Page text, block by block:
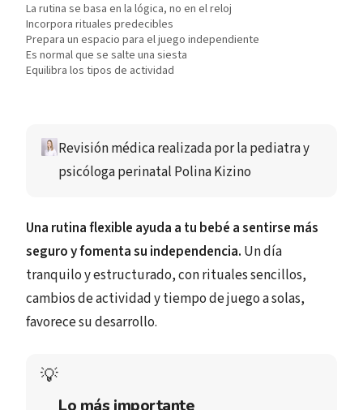
La rutina se basa en la lógica, no en el reloj
Incorpora rituales predecibles
Prepara un espacio para el juego independiente
Es normal que se salte una siesta
Equilibra los tipos de actividad
Revisión médica realizada por la pediatra y
psicóloga perinatal Polina Kizino
Una rutina flexible ayuda a tu bebé a sentirse más
seguro y fomenta su independencia. Un día
tranquilo y estructurado, con rituales sencillos,
cambios de actividad y tiempo de juego a solas,
favorece su desarrollo.
💡